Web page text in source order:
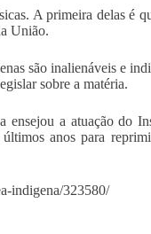
A primeira delas é
União.
são inalienáveis e
sobre a matéria.
ensejou a atuação do
anos para
indigena/323580/